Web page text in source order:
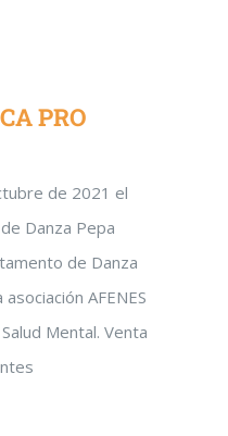
PRO
de 2021 el
Danza Pepa
de Danza
AFENES
Mental. Venta